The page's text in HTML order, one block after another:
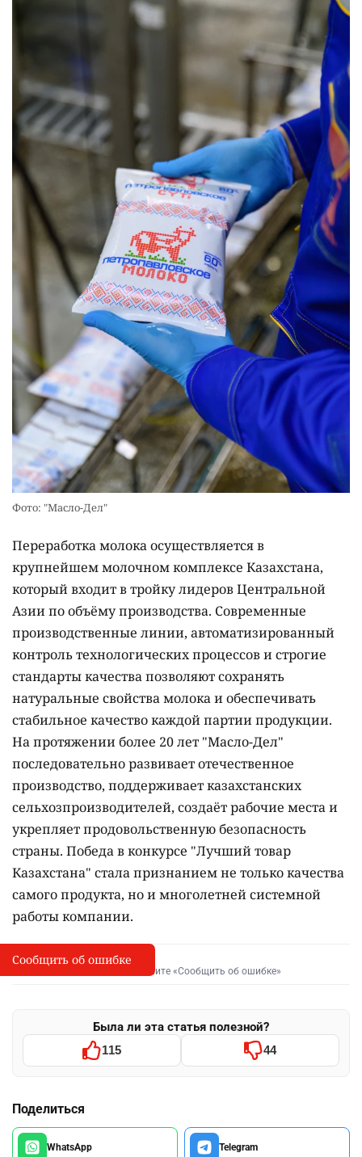
Фото: "Масло-Дел"
Переработка молока осуществляется в
крупнейшем молочном комплексе Казахстана,
который входит в тройку лидеров Центральной
Азии по объёму производства. Современные
производственные линии, автоматизированный
контроль технологических процессов и строгие
стандарты качества позволяют сохранять
натуральные свойства молока и обеспечивать
стабильное качество каждой партии продукции.
На протяжении более 20 лет "Масло-Дел"
последовательно развивает отечественное
производство, поддерживает казахстанских
сельхозпроизводителей, создаёт рабочие места и
укрепляет продовольственную безопасность
страны. Победа в конкурсе "Лучший товар
Казахстана" стала признанием не только качества
самого продукта, но и многолетней системной
работы компании.
I
Сообщить об опечатке
Выделите фрагмент и нажмите «Сообщить об ошибке»
Была ли эта статья полезной?
115 44
Поделиться
WhatsApp Telegram
Сообщить об ошибке